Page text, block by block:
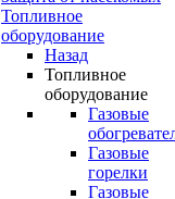
Топливное
оборудование
Назад
Топливное
оборудование
Газовые
Газовые
горелки
Газовые